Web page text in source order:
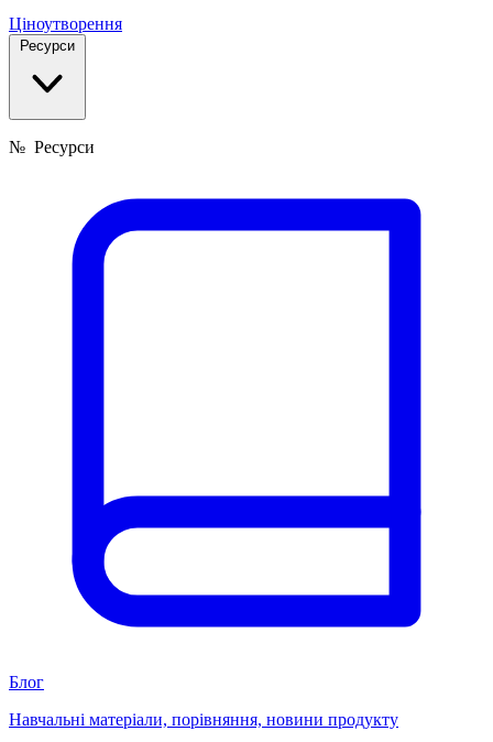
Ціноутворення
Ресурси
№ Ресурси
Блог
Навчальні матеріали, порівняння, новини продукту